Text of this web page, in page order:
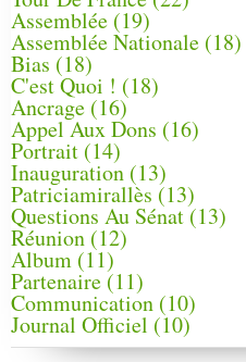
Assemblée (19)
Assemblée Nationale (18)
Bias (18)
C'est Quoi ! (18)
Ancrage (16)
Appel Aux Dons (16)
Portrait (14)
Inauguration (13)
Patriciamirallès (13)
Questions Au Sénat(13)
Réunion (12)
Album (11)
Partenaire(11)
Communication (10)
Journal Officiel (10)